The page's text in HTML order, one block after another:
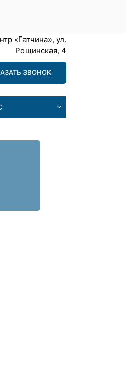
«Гатчина», ул.
Рощинская, 4
ЗВОНОК